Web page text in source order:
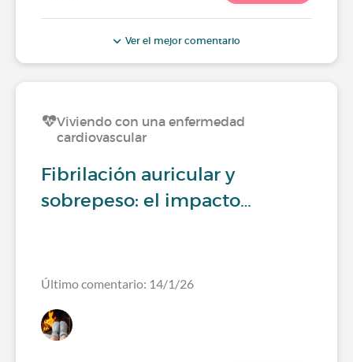
Ver el mejor comentario
Viviendo con una enfermedad
cardiovascular
Fibrilación auricular y
sobrepeso: el impacto…
Último comentario: 14/1/26